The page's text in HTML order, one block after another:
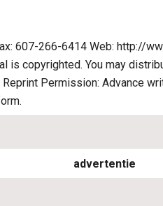
607-266-6414 Web: http://
is copyrighted. You may
Permission: Advance
advertentie